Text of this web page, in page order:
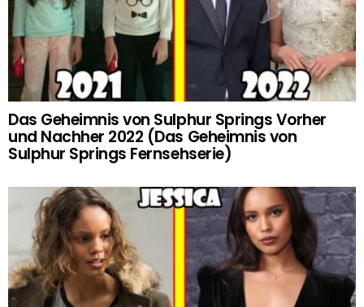
Das Geheimnis von Sulphur Springs Vorher
und Nachher 2022 (Das Geheimnis von
Sulphur Springs Fernsehserie)